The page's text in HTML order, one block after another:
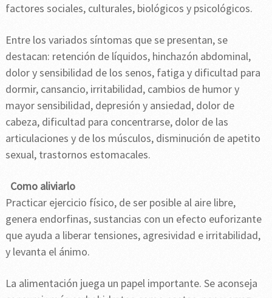
factores sociales, culturales, biológicos y psicológicos.
Entre los variados síntomas que se presentan, se
destacan: retención de líquidos, hinchazón abdominal,
dolor y sensibilidad de los senos, fatiga y dificultad para
dormir, cansancio, irritabilidad, cambios de humor y
mayor sensibilidad, depresión y ansiedad, dolor de
cabeza, dificultad para concentrarse, dolor de las
articulaciones y de los músculos, disminución de apetito
sexual, trastornos estomacales.
Como aliviarlo
Practicar ejercicio físico, de ser posible al aire libre,
genera endorfinas, sustancias con un efecto euforizante
que ayuda a liberar tensiones, agresividad e irritabilidad,
y levanta el ánimo.
La alimentación juega un papel importante. Se aconseja